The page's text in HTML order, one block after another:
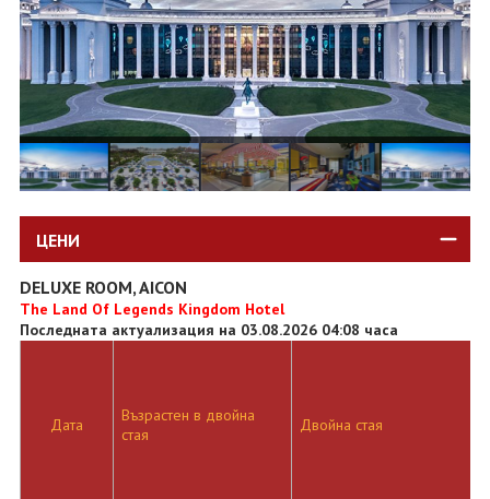
ПОСЛЕДВАЙТЕ НИ
ЦЕНИ
DELUXE ROOM, AICON
The Land Of Legends Kingdom Hotel
Последната актуализация на 03.08.2026 04:08 часа
Дата
Възрастен в двойна
стая
Двойна стая